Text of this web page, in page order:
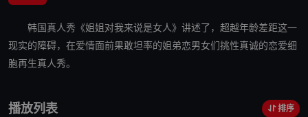
韩国真人秀《姐姐对我来说是女人》讲述了，超越年龄差距这一
现实的障碍，在爱情面前果敢坦率的姐弟恋男女们挑性真诚的恋爱细
胞再生真人秀。
播放列表 排序